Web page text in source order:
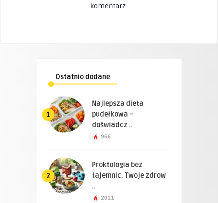
komentarz.
Ostatnio dodane
1
Najlepsza dieta
pudełkowa –
doświadcz ..
966
2
Proktologia bez
tajemnic. Twoje zdrow
..
2011